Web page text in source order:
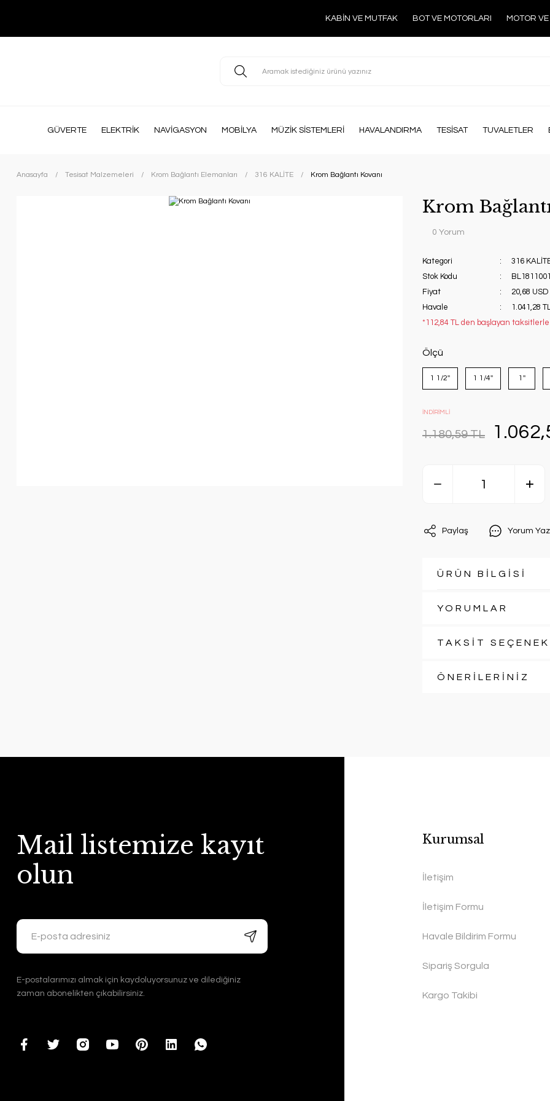
KABİN VE MUTFAK BOT VE MOTORLARI MOTOR
GÜVERTE ELEKTRİK NAVİGASYON MOBİLYA MÜZİK SİSTEMLERİ HAVALANDIRMA TESİSAT TUVALETLER
Anasayfa Tesisat Malzemeleri Krom Bağlantı Elemanları 316 KALİTE Krom Bağlantı Kovanı
Krom
0 Yorum
Kategori
316
Stok Kodu
Fiyat
20,68
Havale
1.041,28
*112,84 TL den başlayan
Ölçü
1 1/2'' 1 1/4'' 1''
İNDİRİMLİ
1.180,59 TL
Paylaş Yorum Yaz
ÜRÜN BİLGİSİ
YORUMLAR
TAKSİT
ÖNERİLERİNİZ
Mail listemize kayıt
olun
E-postalarımızı almak için kaydoluyorsunuz ve dilediğiniz
zaman abonelikten çıkabilirsiniz.
Kurumsal
İletişim
İletişim Formu
Havale Bildirim Formu
Sipariş Sorgula
Kargo Takibi